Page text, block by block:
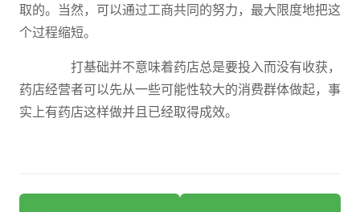
取的。当然，可以通过工商共同的努力，最大限度地把这
个过程缩短。
打基础并不意味着药店总是要投入而没有收获，
药店经营者可以先从一些可能性较大的消费群体做起，事
实上有药店这样做并且已经取得成效。